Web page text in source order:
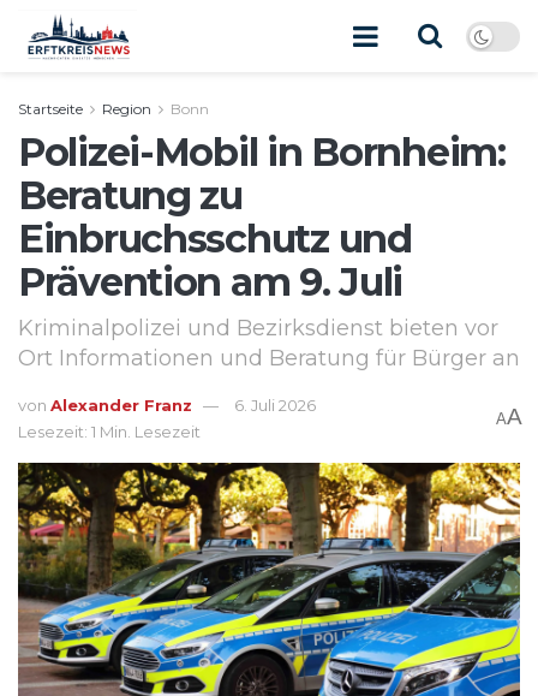
Startseite Region Bonn
Polizei-Mobil in Bornheim:
Beratung zu
Einbruchsschutz und
Prävention am 9. Juli
Kriminalpolizei und Bezirksdienst bieten vor
Ort Informationen und Beratung für Bürger an
von Alexander Franz
6. Juli 2026
Lesezeit: 1 Min. Lesezeit
AA